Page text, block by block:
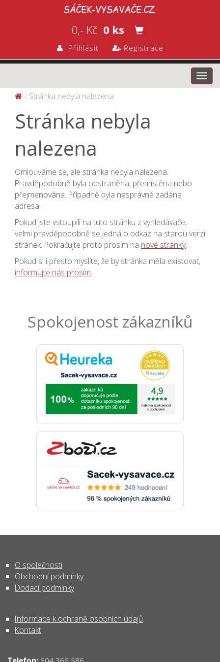
0,- Kč 0 ks
Přihlásit Registrace
Stránka nebyla nalezena
Stránka nebyla
nalezena
Omlouváme se, ale stránka nebyla nalezena.
Pravděpodobně byla odstraněna, přemístěna nebo
přejmenována. Případně byla nesprávně zadána
adresa.
Pokud jste vstoupili na tuto stránku z vyhledávače,
velmi pravděpodobně se jedná o odkaz na starou verzi
stránek. Pokračujte proto prosím na nové stránky.
Pokud si i přesto myslíte, že by stránka měla existovat,
informujte nás prosím.
Spokojenost zákazníků
O společnosti
Obchodní podmínky
Dodací podmínky
Informace k ochraně osobních údajů
Kontakt